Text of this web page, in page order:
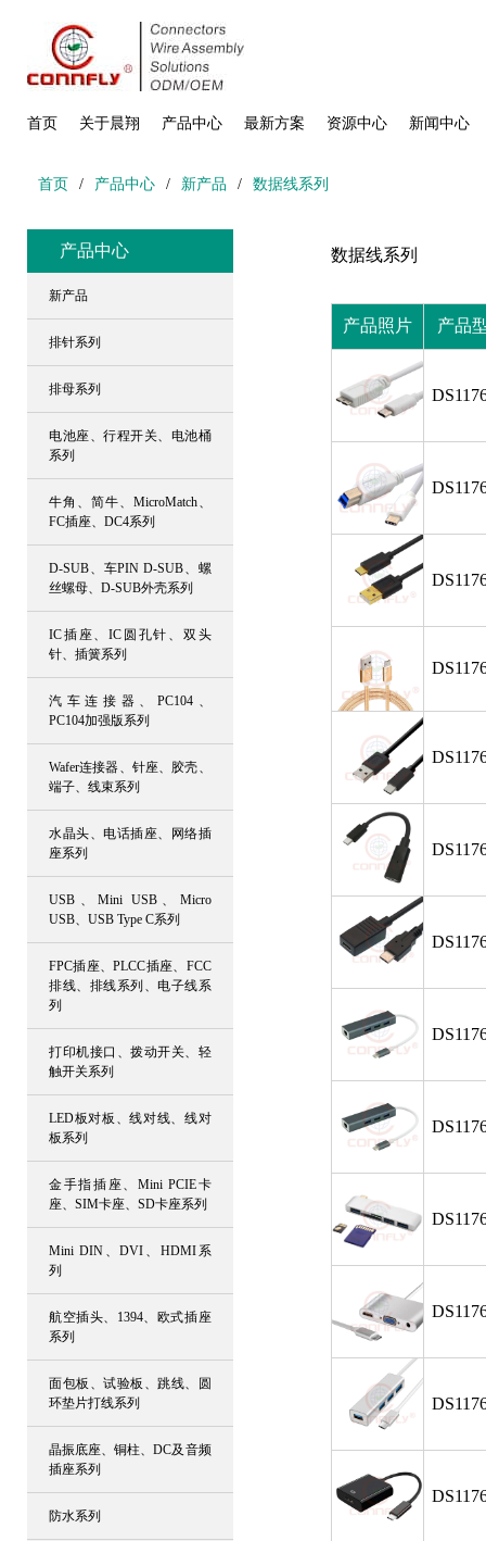
首页 关于晨翔 产品中心 最新方案 资源中心 新闻中心
首页 / 产品中心 / 新产品 / 数据线系列
产品中心
新产品
排针系列
排母系列
电池座、行程开关、电池桶
系列
牛角、简牛、MicroMatch、
FC插座、DC4系列
D-SUB、车PIN D-SUB、螺
丝螺母、D-SUB外壳系列
IC插座、IC圆孔针、双头
针、插簧系列
汽车连接器、PC104、
PC104加强版系列
Wafer连接器、针座、胶壳、
端子、线束系列
水晶头、电话插座、网络插
座系列
USB、Mini USB、Micro
USB、USB Type C系列
FPC插座、PLCC插座、FCC
排线、排线系列、电子线系
列
打印机接口、拨动开关、轻
触开关系列
LED板对板、线对线、线对
板系列
金手指插座、Mini PCIE卡
座、SIM卡座、SD卡座系列
Mini DIN、DVI、HDMI系
列
航空插头、1394、欧式插座
系列
面包板、试验板、跳线、圆
环垫片打线系列
晶振底座、铜柱、DC及音频
插座系列
防水系列
数据线系列
产品照片 产品